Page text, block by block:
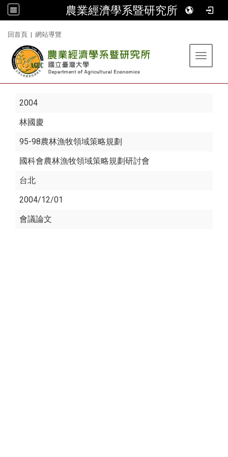
農業經濟學系暨研究所
回首頁 | 網站導覽
Toggle
2004
林國慶
95-98農林漁牧領域策略規劃
國科會農林漁牧領域策略規劃研討會
台北
2004/12/01
會議論文